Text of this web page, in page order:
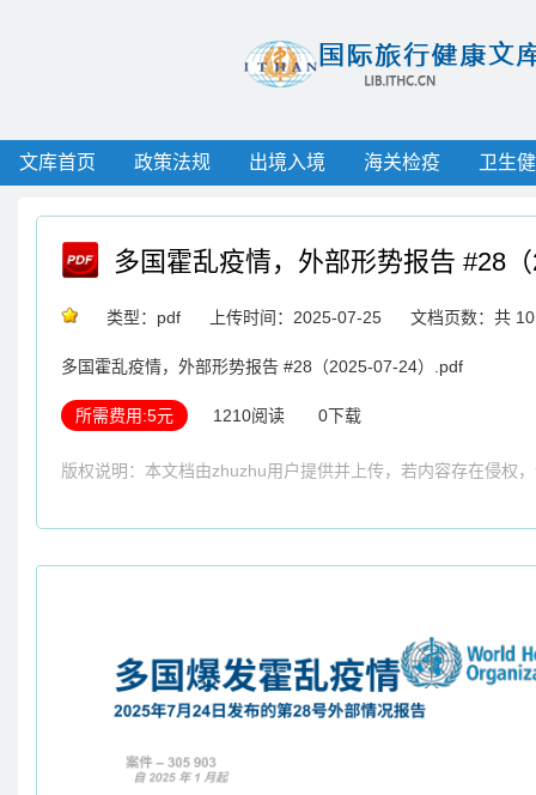
文库首页 政策法规 出境入境 海关检疫 卫生
多国霍乱疫情，外部形势报告 #28
类型：pdf 上传时间：2025-07-25 文档页数：共
多国霍乱疫情，外部形势报告 #28（2025-07-24）.pdf
所需费用:5元 1210阅读 0下载
版权说明：本文档由zhuzhu用户提供并上传，若内容存在侵权